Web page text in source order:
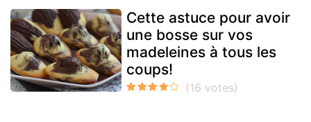
Cette astuce pour avoir
une bosse sur vos
madeleines à tous les
coups!